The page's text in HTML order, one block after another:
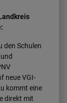
den Schulen
neue VGI-
kommt eine
direkt mit